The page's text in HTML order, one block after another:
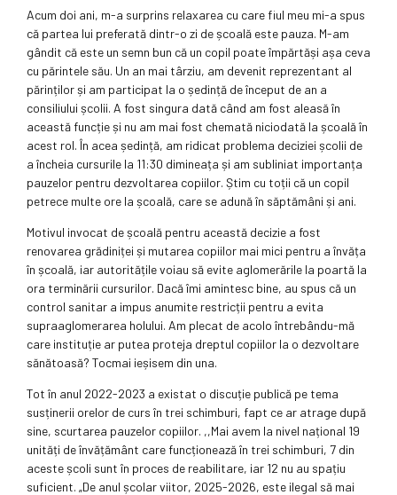
Acum doi ani, m-a surprins relaxarea cu care fiul meu mi-a spus
că partea lui preferată dintr-o zi de școală este pauza. M-am
gândit că este un semn bun că un copil poate împărtăși așa ceva
cu părintele său. Un an mai târziu, am devenit reprezentant al
părinților și am participat la o ședință de început de an a
consiliului școlii. A fost singura dată când am fost aleasă în
această funcție și nu am mai fost chemată niciodată la școală în
acest rol. În acea ședință, am ridicat problema deciziei școlii de
a încheia cursurile la 11:30 dimineața și am subliniat importanța
pauzelor pentru dezvoltarea copiilor. Știm cu toții că un copil
petrece multe ore la școală, care se adună în săptămâni și ani.
Motivul invocat de școală pentru această decizie a fost
renovarea grădiniței și mutarea copiilor mai mici pentru a învăța
în școală, iar autoritățile voiau să evite aglomerările la poartă la
ora terminării cursurilor. Dacă îmi amintesc bine, au spus că un
control sanitar a impus anumite restricții pentru a evita
supraaglomerarea holului. Am plecat de acolo întrebându-mă
care instituție ar putea proteja dreptul copiilor la o dezvoltare
sănătoasă? Tocmai ieșisem din una.
Tot în anul 2022-2023 a existat o discuție publică pe tema
susținerii orelor de curs în trei schimburi, fapt ce ar atrage după
sine, scurtarea pauzelor copiilor. ,,Mai avem la nivel național 19
unități de învățământ care funcționează în trei schimburi, 7 din
aceste școli sunt în proces de reabilitare, iar 12 nu au spațiu
suficient. „De anul școlar viitor, 2025-2026, este ilegal să mai